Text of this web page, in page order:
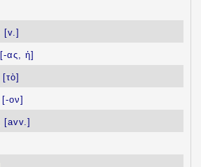
[v.]
[-ας, ἡ]
[τὸ]
[-ον]
[avv.]